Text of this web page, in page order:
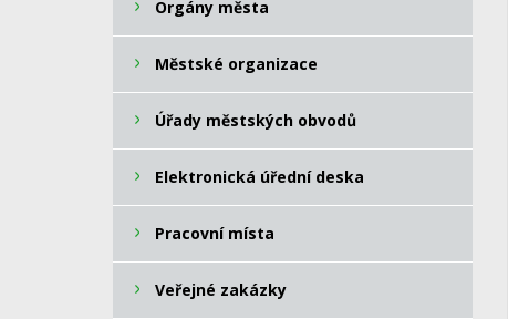
Orgány města
Městské organizace
Úřady městských obvodů
Elektronická úřední deska
Pracovní místa
Veřejné zakázky